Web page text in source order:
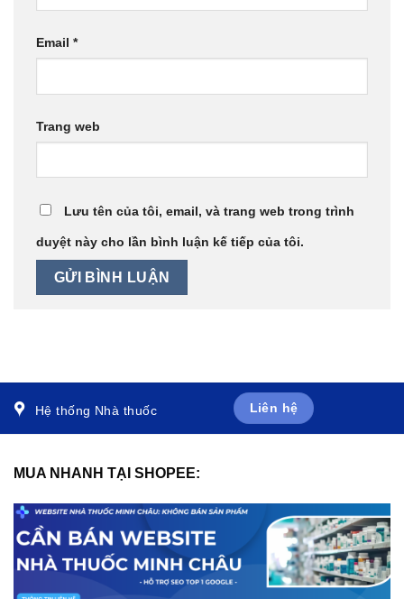
Email *
Trang web
Lưu tên của tôi, email, và trang web trong trình
duyệt này cho lần bình luận kế tiếp của tôi.
Hệ thống Nhà thuốc Liên hệ
MUA NHANH TẠI SHOPEE: